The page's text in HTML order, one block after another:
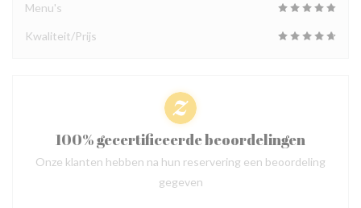
Menu's
Kwaliteit/Prijs
100% gecertificeerde beoordelingen
Onze klanten hebben na hun reservering een beoordeling
gegeven